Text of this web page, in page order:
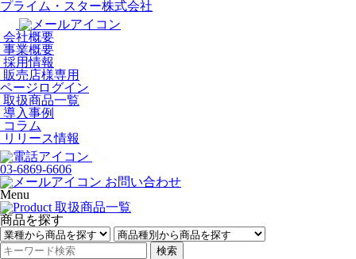
プライム・スター株式会社
会社概要
事業概要
採用情報
販売店様専用
ページログイン
取扱商品一覧
導入事例
コラム
リリース情報
03-6869-6606
お問い合わせ
Menu
商品を探す
検索